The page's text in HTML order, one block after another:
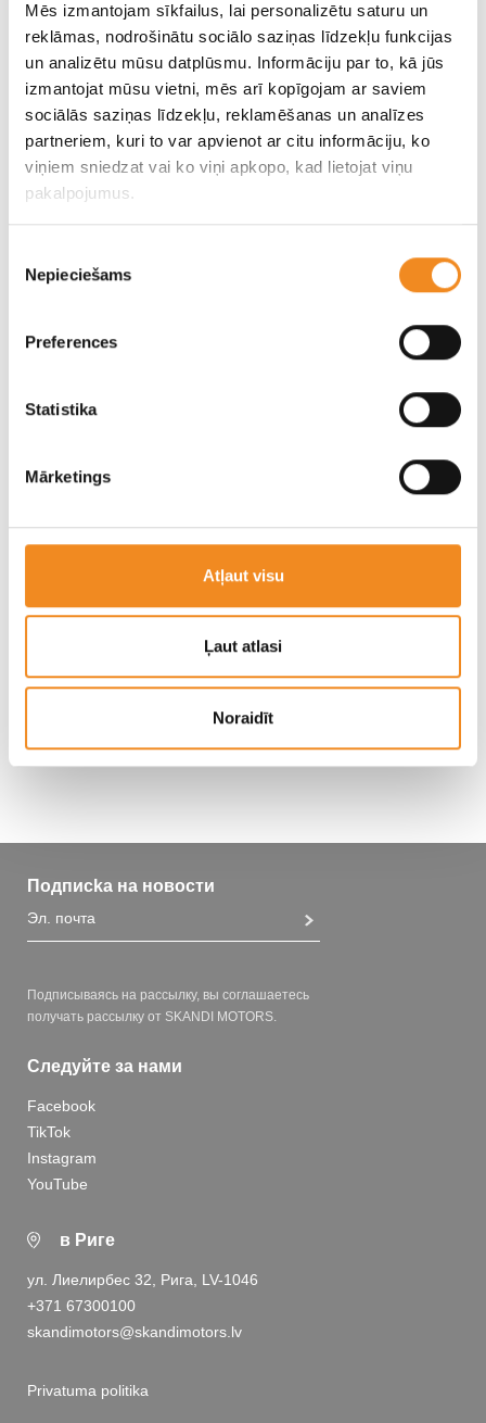
Mēs izmantojam sīkfailus, lai personalizētu saturu un
reklāmas, nodrošinātu sociālo saziņas līdzekļu funkcijas
un analizētu mūsu datplūsmu. Informāciju par to, kā jūs
izmantojat mūsu vietni, mēs arī kopīgojam ar saviem
sociālās saziņas līdzekļu, reklamēšanas un analīzes
partneriem, kuri to var apvienot ar citu informāciju, ko
viņiem sniedzat vai ko viņi apkopo, kad lietojat viņu
pakalpojumus.
izvēle
Nepieciešams
Preferences
Statistika
Mārketings
Atļaut visu
Ļaut atlasi
Noraidīt
Дополнительная информация о ценах, уровнях оснащения
Хотите попробовать Hyundai i30?
Записаться на тест-драйв
Подписka на новости
Подписываясь на рассылку, вы соглашаетесь
получать рассылку от SKANDI MOTORS.
Следуйте за нами
Facebook
TikTok
Instagram
YouTube
в Риге
ул. Лиелирбес 32, Рига, LV-1046
+371 67300100
skandimotors@skandimotors.lv
Privatuma politika